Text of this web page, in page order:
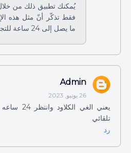
يُمكنك تطبيق ذلك من خلال
فقط تذكّر أنّ مثل هذه
ما يصل إلى 24 ساعة للتجلّى.
Admin
26 يونيو, 2023
يعني الغي
تلقائي
رد